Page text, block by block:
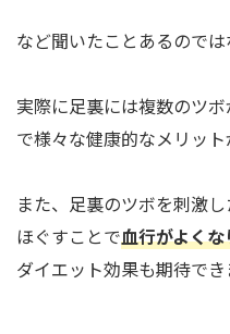
など聞いたことあるのでは
実際に足裏には複数のツ
で様々な健康的なメリット
また、足裏のツボを刺激
ほぐすことで血行がよく
ダイエット効果も期待でき